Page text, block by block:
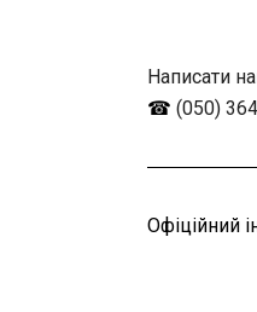
Написати
☎ (050)
Офіційний